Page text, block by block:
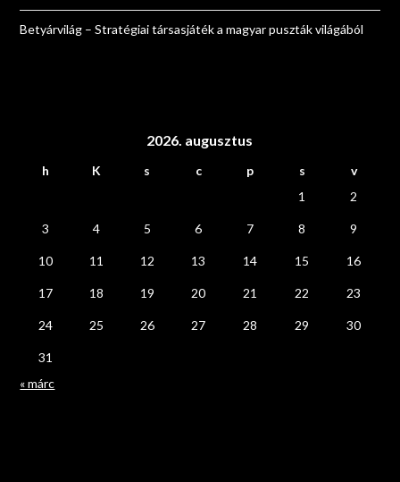
Betyárvilág – Stratégiai társasjáték a magyar puszták világából
2026. augusztus
h K s c p s
v
1
2
3 4 5 6 7 8 9
10 11 12 13 14 15 16
17 18 19 20 21 22 23
24 25 26 27 28 29 30
31
« márc